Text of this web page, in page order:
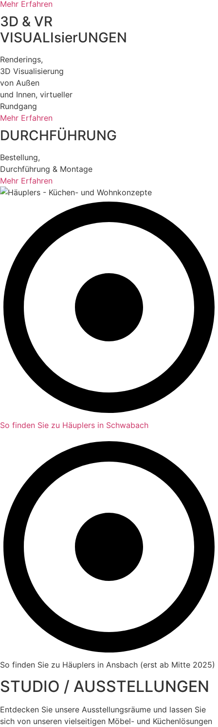
Mehr Erfahren
3D & VR
VISUALIsierUNGEN
Renderings,
3D Visualisierung
von Außen
und Innen, virtueller
Rundgang
Mehr Erfahren
DURCHFÜHRUNG
Bestellung,
Durchführung & Montage
Mehr Erfahren
So finden Sie zu Häuplers in Schwabach
So finden Sie zu Häuplers in Ansbach (erst ab Mitte 2025)
STUDIO / AUSSTELLUNGEN
Entdecken Sie unsere Ausstellungsräume und lassen Sie
sich von unseren vielseitigen Möbel- und Küchenlösungen